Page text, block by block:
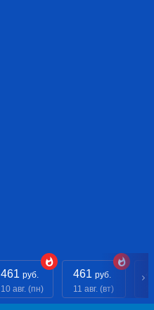
461 руб.
10 авг. (пн)
461 руб.
11 авг. (вт)